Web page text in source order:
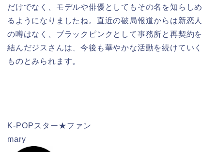
だけでなく、モデルや俳優としてもその名を知らしめ
るようになりましたね。直近の破局報道からは新恋人
の噂はなく、ブラックピンクとして事務所と再契約を
結んだジスさんは、今後も華やかな活動を続けていく
ものとみられます。
K-POPスター★ファン
mary